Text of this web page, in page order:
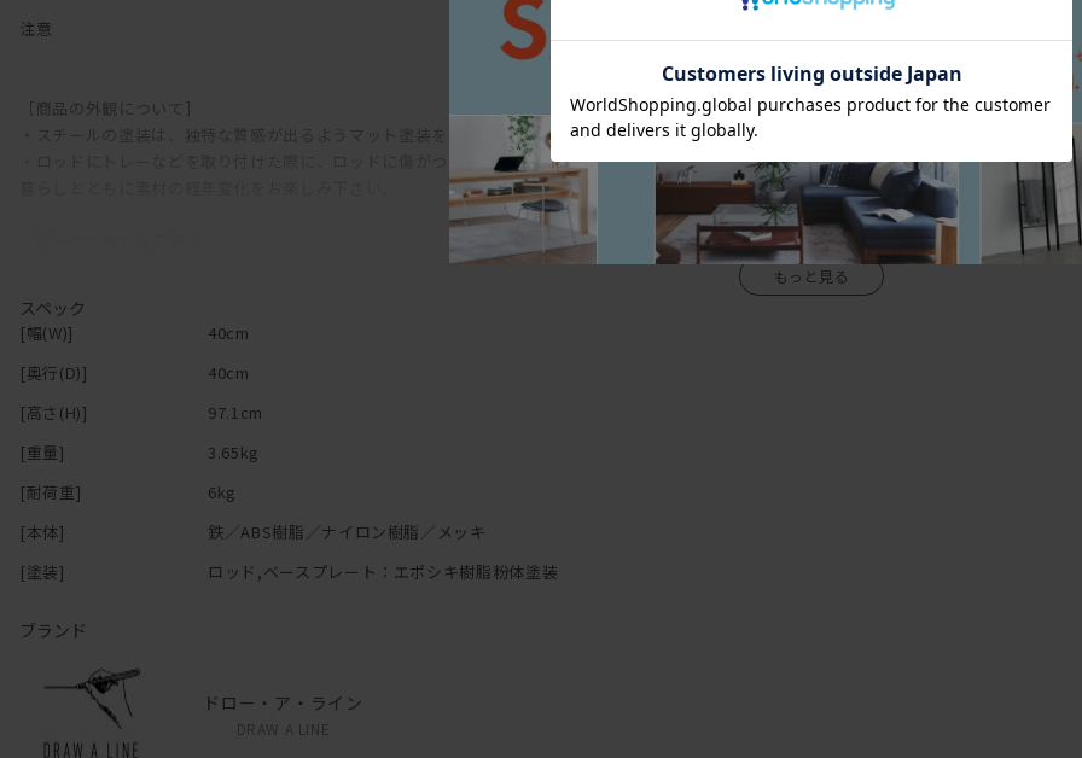
つっぱり棒を連結する留め具も、真鍮で高級感のあるテイストに。
せまーいところでも、棚として、ディスプレイ兼収納ができます。
どんなお部屋においても、かっこよく存在してくれること間違いなしです！
フックやハンガーと組み合わせて、自分なりのカスタマイズが可能です。
ありそうでなかったおしゃれなつっぱり棒「
1本の線を軸に、シンプルなアクセサリーを組み合わせることで、
お部屋のアクセントになりながらも浮くことがないように
シックで高級感のあるブラックと、
どんな場所にも合うクリーンでナチュラルな印象のホワイトの2種類です。
つっぱり棒を連結する留め具も、真鍮で高級感のあるテイストに。
せまーいところでも、棚として、ディスプレイ兼収納ができます。
どんなお部屋においても、かっこよく存在してくれること間違いなしです！
メガネや鍵を置ける、ちょっとしたテーブルや、
注意
［商品の外観について］
・スチールの塗装は、独特な質感が出るようマット塗装をしております。硬いものの先端などに当たると傷がつきます。
・ロッドにトレーなどを取り付けた際に、ロッドに傷がつきます。
・この商品は屋内用です。他の用途には使用しないでください。
・高温となる所、屋外や直射日光の当たる所、浴室や湿度の高い所、水がかかる所には使用しないでください。
・万一に備え、貴重品、危険物、破損の恐れのある物の周囲、燃焼器具、発熱器具の近くでは使用しないでください。
［使用時の注意事項］
・急激な荷重、強く引っ張る、揺するなどの行為は商品の破損やケガの原因になります。
・表示耐荷重の範囲内でご使用ください。耐荷重は実験値で保証値ではありません。
・使用により表面塗装が傷つく場合があることをご了承ください。
・樹脂部品は特性上、油の付着や紫外線により劣化が生じます。
・使用中に変形や破損、ひび割れなどがないか、定期的に点検してください。もし、異常が見つかった場合は、直ちに使用を中止してください
・汚れは、水で薄めた中性洗剤でふき取り、洗剤分が残らないように拭き取った後、乾いた布で拭き取ってください。たわし、歯磨き粉で磨く
・パイプに防錆油が付着していることがあります。拭き取ってから使用してください。
・消臭剤、芳香剤、化粧品、整髪料、酸性洗剤、アルカリ性洗剤、油脂、有機溶剤（ベンジン、シンナーなど）の付着は変質劣化の原因にな
・動かさない時は、必ずストッパー付きキャスターをロックして使用してください。
・床が水平、平たんで滑りにくく、近くに危険物がない場所で使用してください。転倒すると本商品の上に置いた物の破損、ケガなどの原因と
・固定ねじがしっかりと締められているか、使用前に必ず確認してください。締め付けが不十分な場合、使用中に破損や転倒し、ケガや載せ
じのゆるみがないか、締め付け具合を確認してください。
・本商品に破損、変形、劣化などが見られる場合は、ただちに使用を中止してください。上に載せた物の破損、ケガなどの原因になります。
スペック
[幅(W)]
40cm
[奥行(D)]
40cm
[高さ(H)]
97.1cm
[重量]
3.65kg
[耐荷重]
6kg
[本体]
鉄／ABS樹脂／ナイロン樹脂／メッキ
[塗装]
ロッド,ベースプレート：エポシキ樹脂粉体塗装
ブランド
ドロー・ア・ライン
DRAW A LINE